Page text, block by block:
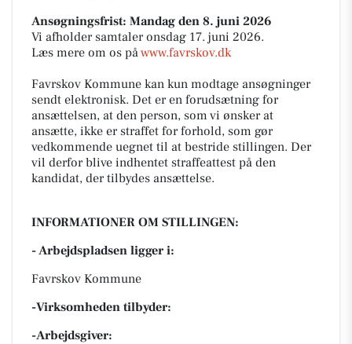
Ansøgningsfrist: Mandag den 8. juni 2026
Vi afholder samtaler onsdag 17. juni 2026.
Læs mere om os påwww.favrskov.dk
Favrskov Kommune kan kun modtage ansøgninger
sendt elektronisk. Det er en forudsætning for
ansættelsen, at den person, som vi ønsker at
ansætte, ikke er straffet for forhold, som gør
vedkommende uegnet til at bestride stillingen. Der
vil derfor blive indhentet straffeattest på den
kandidat, der tilbydes ansættelse.
INFORMATIONER OM STILLINGEN:
- Arbejdspladsen ligger i:
Favrskov Kommune
-Virksomheden tilbyder:
-Arbejdsgiver: